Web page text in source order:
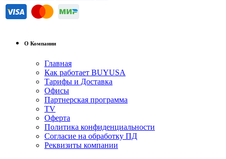
О Компании
Главная
Как работает BUYUSA
Тарифы и Доставка
Офисы
Партнерская программа
TV
Оферта
Политика конфиденциальности
Согласие на обработку ПД
Реквизиты компании